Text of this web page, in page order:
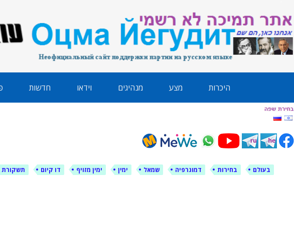
לימין עוצמה
היכרות מצע מנהיגים וידאו חדשות
בעולם בחירות דמוגרפיה שמאל ימין ימין מזויף דו קיום תשקורת